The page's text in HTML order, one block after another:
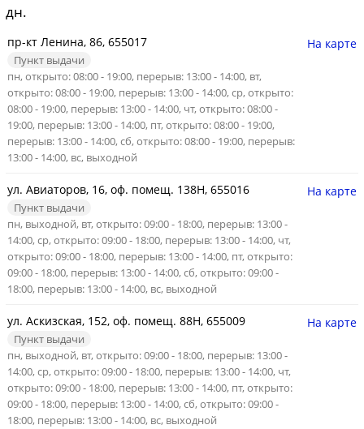
дн.
пр-кт Ленина, 86, 655017
Пункт выдачи
пн, открыто: 08:00 - 19:00, перерыв: 13:00 - 14:00, вт,
открыто: 08:00 - 19:00, перерыв: 13:00 - 14:00, ср, открыто:
08:00 - 19:00, перерыв: 13:00 - 14:00, чт, открыто: 08:00 -
19:00, перерыв: 13:00 - 14:00, пт, открыто: 08:00 - 19:00,
перерыв: 13:00 - 14:00, сб, открыто: 08:00 - 19:00, перерыв:
13:00 - 14:00, вс, выходной
На карте
ул. Авиаторов, 16, оф. помещ. 138Н, 655016
Пункт выдачи
пн, выходной, вт, открыто: 09:00 - 18:00, перерыв: 13:00 -
14:00, ср, открыто: 09:00 - 18:00, перерыв: 13:00 - 14:00, чт,
открыто: 09:00 - 18:00, перерыв: 13:00 - 14:00, пт, открыто:
09:00 - 18:00, перерыв: 13:00 - 14:00, сб, открыто: 09:00 -
18:00, перерыв: 13:00 - 14:00, вс, выходной
На карте
ул. Аскизская, 152, оф. помещ. 88Н, 655009
Пункт выдачи
пн, выходной, вт, открыто: 09:00 - 18:00, перерыв: 13:00 -
14:00, ср, открыто: 09:00 - 18:00, перерыв: 13:00 - 14:00, чт,
открыто: 09:00 - 18:00, перерыв: 13:00 - 14:00, пт, открыто:
09:00 - 18:00, перерыв: 13:00 - 14:00, сб, открыто: 09:00 -
18:00, перерыв: 13:00 - 14:00, вс, выходной
На карте